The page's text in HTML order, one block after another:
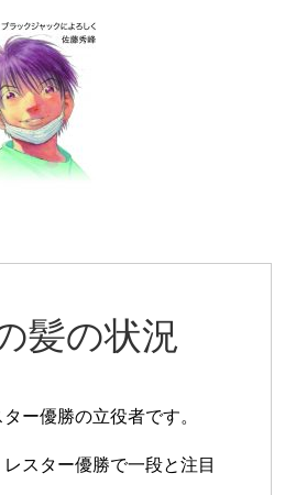
髪の状況
ー優勝の立役者です。
スター優勝で一段と注目